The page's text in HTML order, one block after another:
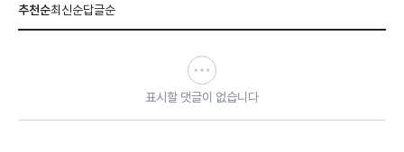
추천순최신순답글순
표시할 댓글이 없습니다